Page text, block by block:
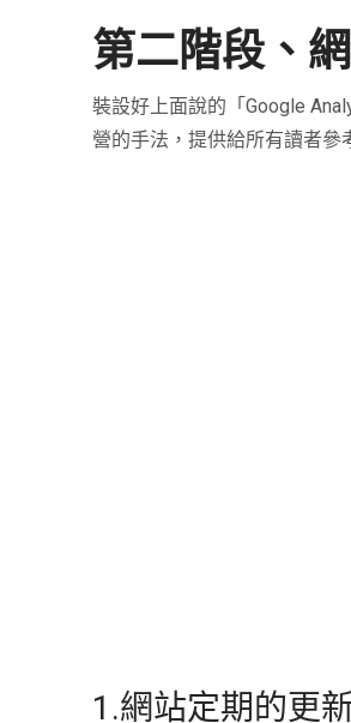
第二階段、
裝設好上面說的「Google
營的手法，提供給所有讀者參
1.網站定期的更